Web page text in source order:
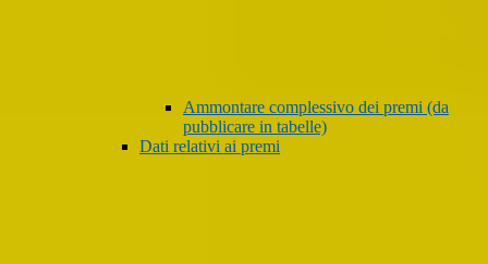
Ammontare complessivo dei premi (da
pubblicare in tabelle)
Dati relativi ai premi